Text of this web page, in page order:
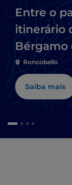
Entre o
itinerário
Bérgamo
Roncobello
Saiba mais